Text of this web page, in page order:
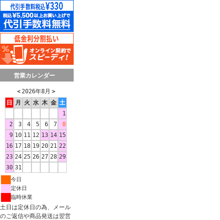
営業カレンダー
＜ 2026年8月 ＞
日
月 火 水 木 金 土
1
2
3 4 5 6 7
8
9 10 11 12 13 14 15
16 17 18 19 20 21 22
23 24 25 26 27 28 29
30 31
今日
定休日
臨時休業
土日は定休日の為、メール
のご返信や商品発送は翌営